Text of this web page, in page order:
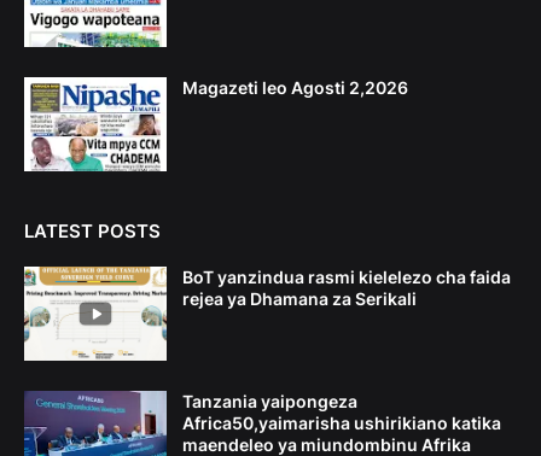
Magazeti leo Agosti 2,2026
LATEST POSTS
BoT yanzindua rasmi kielelezo cha faida
rejea ya Dhamana za Serikali
Tanzania yaipongeza
Africa50,yaimarisha ushirikiano katika
maendeleo ya miundombinu Afrika